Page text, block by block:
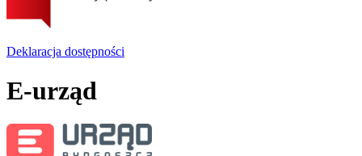
Deklaracja dostępności
E-urząd